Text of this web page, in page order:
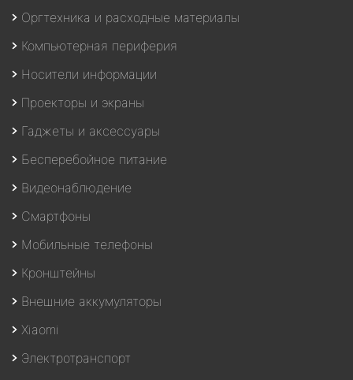
Оргтехника и расходные материалы
Компьютерная периферия
Носители информации
Проекторы и экраны
Гаджеты и аксессуары
Бесперебойное питание
Видеонаблюдение
Смартфоны
Мобильные телефоны
Кронштейны
Внешние аккумуляторы
Xiaomi
Электротранспорт